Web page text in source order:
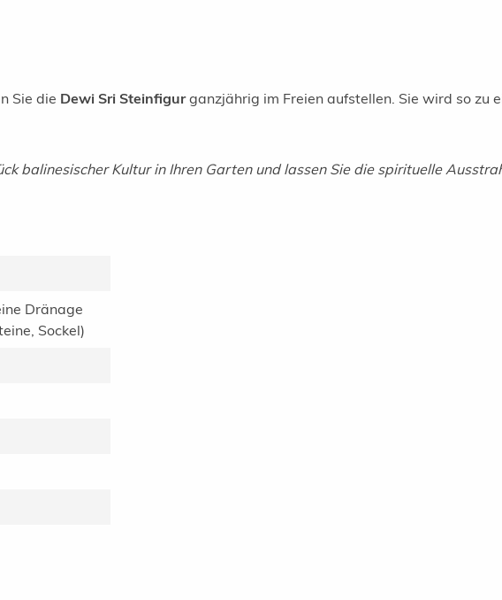
Sie die Dewi Sri Steinfigurganzjährig im Freien aufstellen. Sie wird so zu
balinesischer Kultur in Ihren Garten und lassen Sie die spirituelle
Dränage
Sockel)